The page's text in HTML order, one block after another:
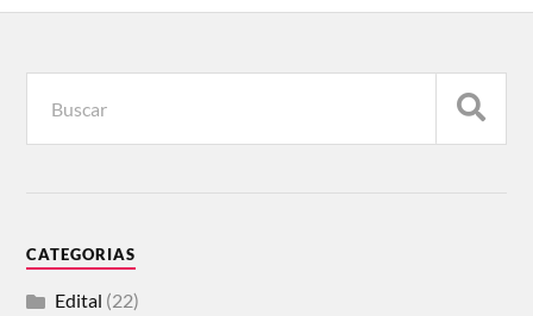
CATEGORIAS
Edital (22)